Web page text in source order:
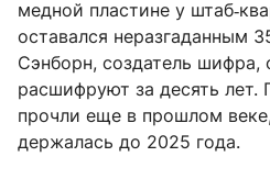
медной пластине у
оставался неразгаданным
Сэнборн, создатель шифра,
расшифруют за десять лет.
прочли еще в прошлом
держалась до 2025 года.